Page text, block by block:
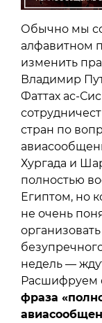
Обычно мы
алфавитном
изменить
Владимир
Фаттах ас-
стран по
Хургада и
полностью
Египтом, но
не очень
недель —
Расшифруем
фраза